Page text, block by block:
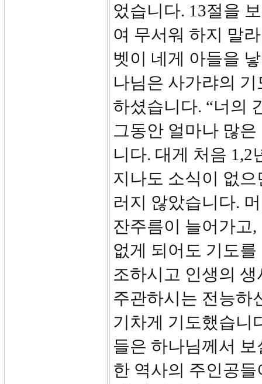
었습니다. 13절을
여 무서워 하지 말
벳이 네게 아들을
나님은 사가랴의
하셨습니다. “너의
그동안 얼마나 많
니다. 대게 처음 1,2
지나도 소식이 없
러지 않았습니다.
잔주름이 늘어가고
없게 되어도 기도
조하시고 인생의
주관하시는 전능하
기차게 기도했습니
들은 하나님께서
한 역사의 주인공